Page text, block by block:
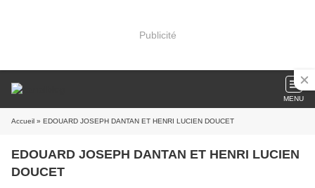
Publicité
MENU
Accueil » EDOUARD JOSEPH DANTAN ET HENRI LUCIEN DOUCET
EDOUARD JOSEPH DANTAN ET HENRI LUCIEN
DOUCET